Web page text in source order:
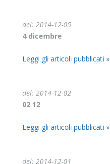
del: 2014-12-05
4 dicembre
Leggi gli articoli pubblicati »
del: 2014-12-02
02 12
Leggi gli articoli pubblicati »
del: 2014-12-01